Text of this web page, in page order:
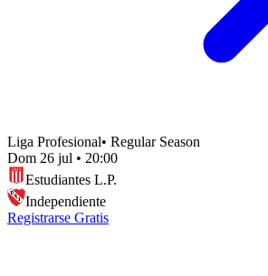
Liga Profesional• Regular Season
Dom 26 jul • 20:00
Estudiantes L.P.
Independiente
Registrarse Gratis